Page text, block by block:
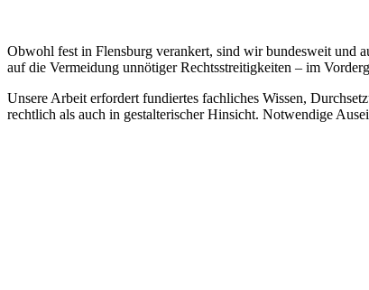
Obwohl fest in Flensburg verankert, sind wir bundesweit und
auf die Vermeidung unnötiger Rechtsstreitigkeiten – im
Unsere Arbeit erfordert fundiertes fachliches Wissen,
rechtlich als auch in gestalterischer Hinsicht. Notwendige